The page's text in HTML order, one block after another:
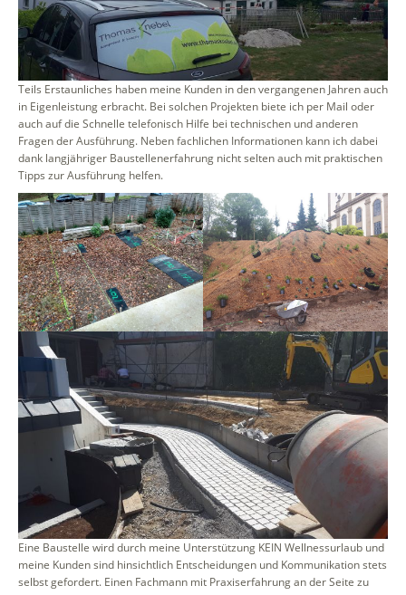
Teils Erstaunliches haben meine Kunden in den vergangenen Jahren auch
in Eigenleistung erbracht. Bei solchen Projekten biete ich per Mail oder
auch auf die Schnelle telefonisch Hilfe bei technischen und anderen
Fragen der Ausführung. Neben fachlichen Informationen kann ich dabei
dank langjähriger Baustellenerfahrung nicht selten auch mit praktischen
Tipps zur Ausführung helfen.
Eine Baustelle wird durch meine Unterstützung KEIN Wellnessurlaub und
meine Kunden sind hinsichtlich Entscheidungen und Kommunikation stets
selbst gefordert. Einen Fachmann mit Praxiserfahrung an der Seite zu